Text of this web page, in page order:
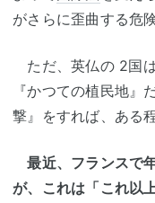
がさらに歪曲する危
ただ、英仏の 2国
『かつての植民地』
撃』をすれば、ある
最近、フランスで
が、これは「これ以